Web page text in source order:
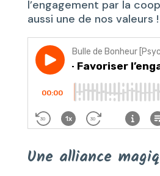
l’engagement par la
aussi une de nos valeurs !
Une alliance